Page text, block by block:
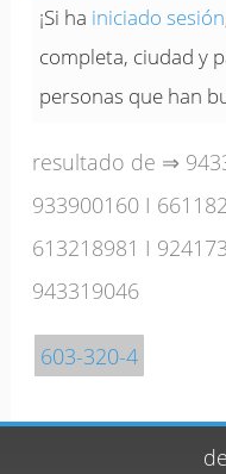
¡Si ha iniciado sesión
completa, ciudad y
personas que han
resultado de ⇒
933900160 I
613218981 I
943319046
603-320-4